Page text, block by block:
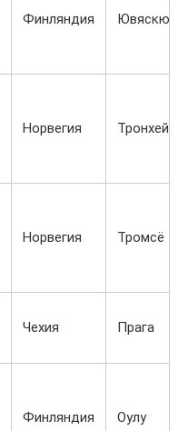
Финляндия Ювяскюля
Норвегия Тронхейм
Норвегия Тромсё
Чехия Прага
Финляндия Оулу